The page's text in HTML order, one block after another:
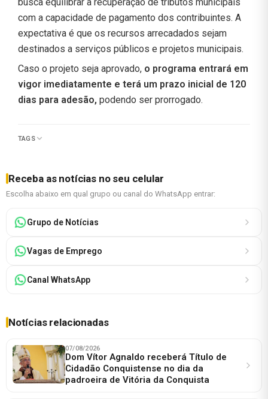
com a capacidade de pagamento dos contribuintes. A
expectativa é que os recursos arrecadados sejam
destinados a serviços públicos e projetos municipais.
Caso o projeto seja aprovado, o programa entrará em
vigor imediatamente e terá um prazo inicial de 120
dias para adesão, podendo ser prorrogado.
TAGS
Receba as notícias no seu celular
Escolha abaixo em qual grupo ou canal do WhatsApp entrar:
Grupo de Notícias
Vagas de Emprego
Canal WhatsApp
Notícias relacionadas
07/08/2026
Dom Vítor Agnaldo receberá Título de
Cidadão Conquistense no dia da
padroeira de Vitória da Conquista